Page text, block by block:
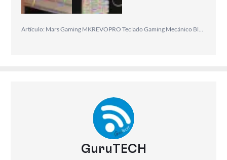
Artículo: Mars Gaming MKREVOPRO Teclado Gaming Mecánico Blanco Switch Marrón
GuruTECH